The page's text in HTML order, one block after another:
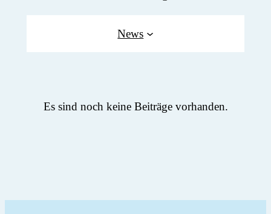
News
Es sind noch keine Beiträge vorhanden.